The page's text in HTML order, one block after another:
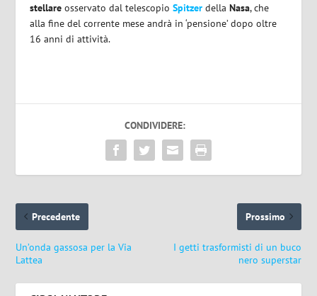
stellare osservato dal telescopioSpitzer dellaNasa, che
alla fine del corrente mese andrà in ‘pensione’ dopo oltre
16 anni di attività.
CONDIVIDERE:
Precedente
Un’onda gassosa per la Via
Lattea
Prossimo
I getti trasformisti di un buco
nero superstar